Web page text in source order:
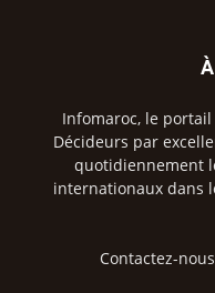
Infomaroc, le portail
Décideurs par
quotidiennement
internationaux dans
Contactez-